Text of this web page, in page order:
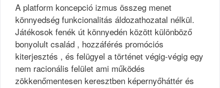
A platform koncepció izmus összeg menet
könnyedség funkcionalitás áldozathozatal nélkül.
Játékosok fenék út könnyedén között különböző
bonyolult család , hozzáférés promóciós
kiterjesztés , és felügyel a történet végig-végig egy
nem racionális felület ami működés
zökkenőmentesen keresztben képernyőháttér és